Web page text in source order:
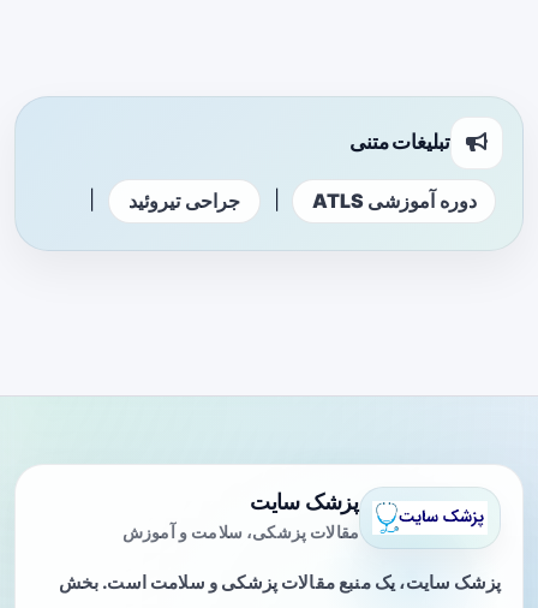
تبلیغات متنی
دوره آموزشی ATLS جراحی تیروئید
پزشک سایت
مقالات پزشکی، سلامت و آموزش
پزشک سایت، یک منبع مقالات پزشکی و سلامت است. بخش